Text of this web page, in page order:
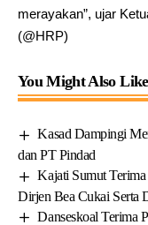
merayakan”, ujar
(@HRP)
You Might Also Like
Kasad Dampingi
dan PT Pindad
Kajati Sumut
Dirjen Bea Cukai Serta
Danseskoal Terima